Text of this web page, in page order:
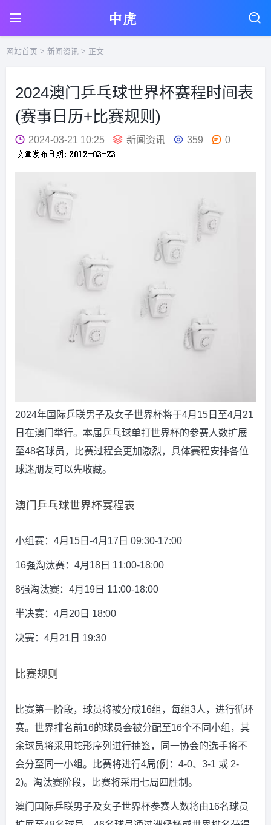
网站首页 > 新闻资讯 > 正文
2024澳门乒乓球世界杯赛程时间表
(赛事日历+比赛规则)
2024-03-21 10:25 新闻资讯 359 0
2024年国际乒联男子及女子世界杯将于4月15日至4月21
日在澳门举行。本届乒乓球单打世界杯的参赛人数扩展
至48名球员，比赛过程会更加激烈，具体赛程安排各位
球迷朋友可以先收藏。
澳门乒乓球世界杯赛程表
小组赛：4月15日-4月17日 09:30-17:00
16强淘汰赛：4月18日 11:00-18:00
8强淘汰赛：4月19日 11:00-18:00
半决赛：4月20日 18:00
决赛：4月21日 19:30
比赛规则
比赛第一阶段，球员将被分成16组，每组3人，进行循环
赛。世界排名前16的球员会被分配至16个不同小组，其
余球员将采用蛇形序列进行抽签，同一协会的选手将不
会分至同一小组。比赛将进行4局(例：4-0、3-1 或 2-
2)。淘汰赛阶段，比赛将采用七局四胜制。
澳门国际乒联男子及女子世界杯参赛人数将由16名球员